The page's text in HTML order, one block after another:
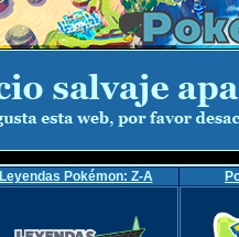
Leyendas Pokémon: Z-A